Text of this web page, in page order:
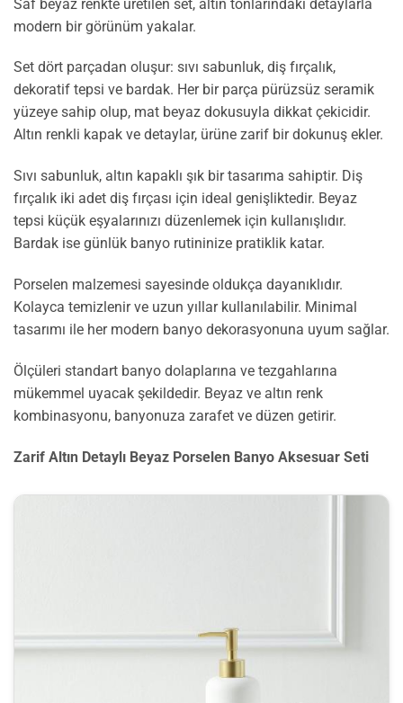
Saf beyaz renkte üretilen set, altın tonlarındaki detaylarla
modern bir görünüm yakalar.
Set dört parçadan oluşur: sıvı sabunluk, diş fırçalık,
dekoratif tepsi ve bardak. Her bir parça pürüzsüz seramik
yüzeye sahip olup, mat beyaz dokusuyla dikkat çekicidir.
Altın renkli kapak ve detaylar, ürüne zarif bir dokunuş ekler.
Sıvı sabunluk, altın kapaklı şık bir tasarıma sahiptir. Diş
fırçalık iki adet diş fırçası için ideal genişliktedir. Beyaz
tepsi küçük eşyalarınızı düzenlemek için kullanışlıdır.
Bardak ise günlük banyo rutininize pratiklik katar.
Porselen malzemesi sayesinde oldukça dayanıklıdır.
Kolayca temizlenir ve uzun yıllar kullanılabilir. Minimal
tasarımı ile her modern banyo dekorasyonuna uyum sağlar.
Ölçüleri standart banyo dolaplarına ve tezgahlarına
mükemmel uyacak şekildedir. Beyaz ve altın renk
kombinasyonu, banyonuza zarafet ve düzen getirir.
Zarif Altın Detaylı Beyaz Porselen Banyo Aksesuar Seti